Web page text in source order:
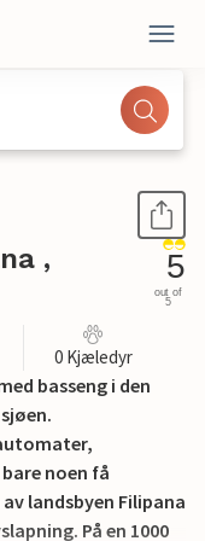
,
5
out of
5
0 Kjæledyr
basseng i den
noen få
landsbyen Filipana
På en 1000